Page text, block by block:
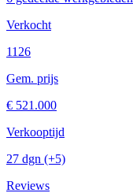
Verkocht
1126
Gem. prijs
€ 521.000
Verkooptijd
27 dgn (+5)
Reviews